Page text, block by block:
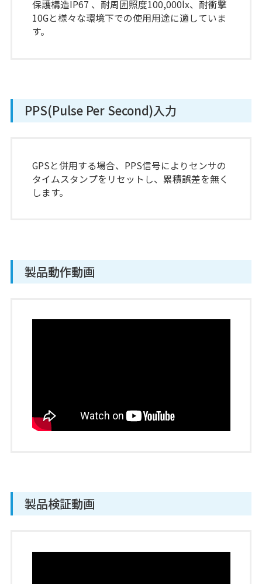
保護構造IP67 、耐周囲照度100,000lx、耐衝撃
10Gと様々な環境下での使用用途に適していま
す。
PPS(Pulse Per Second)入力
GPSと併用する場合、PPS信号によりセンサの
タイムスタンプをリセットし、累積誤差を無く
します。
製品動作動画
製品検証動画